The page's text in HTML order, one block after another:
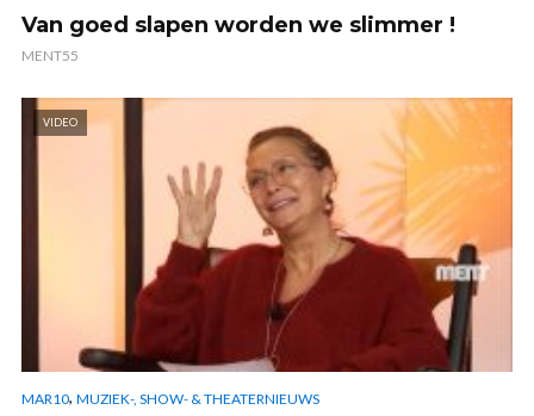
Van goed slapen worden we slimmer !
MENT55
VIDEO
MAR10, MUZIEK-, SHOW- & THEATERNIEUWS